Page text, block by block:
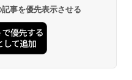
事を優先表示させる